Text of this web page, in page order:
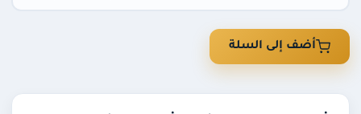
عروض
أضف إلى السلة